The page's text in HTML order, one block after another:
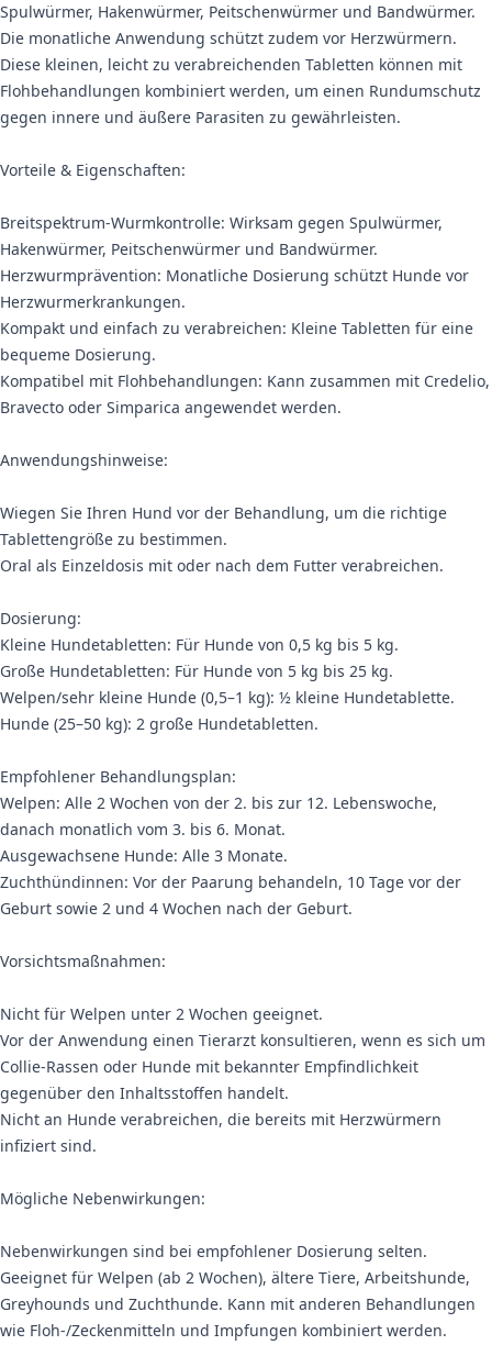
Spulwürmer, Hakenwürmer, Peitschenwürmer und Bandwürmer.
Die monatliche Anwendung schützt zudem vor Herzwürmern.
Diese kleinen, leicht zu verabreichenden Tabletten können mit
Flohbehandlungen kombiniert werden, um einen Rundumschutz
gegen innere und äußere Parasiten zu gewährleisten.
Vorteile & Eigenschaften:
Breitspektrum-Wurmkontrolle: Wirksam gegen Spulwürmer,
Hakenwürmer, Peitschenwürmer und Bandwürmer.
Herzwurmprävention: Monatliche Dosierung schützt Hunde vor
Herzwurmerkrankungen.
Kompakt und einfach zu verabreichen: Kleine Tabletten für eine
bequeme Dosierung.
Kompatibel mit Flohbehandlungen: Kann zusammen mit Credelio,
Bravecto oder Simparica angewendet werden.
Anwendungshinweise:
Wiegen Sie Ihren Hund vor der Behandlung, um die richtige
Tablettengröße zu bestimmen.
Oral als Einzeldosis mit oder nach dem Futter verabreichen.
Dosierung:
Kleine Hundetabletten: Für Hunde von 0,5 kg bis 5 kg.
Große Hundetabletten: Für Hunde von 5 kg bis 25 kg.
Welpen/sehr kleine Hunde (0,5–1 kg): ½ kleine Hundetablette.
Hunde (25–50 kg): 2 große Hundetabletten.
Empfohlener Behandlungsplan:
Welpen: Alle 2 Wochen von der 2. bis zur 12. Lebenswoche,
danach monatlich vom 3. bis 6. Monat.
Ausgewachsene Hunde: Alle 3 Monate.
Zuchthündinnen: Vor der Paarung behandeln, 10 Tage vor der
Geburt sowie 2 und 4 Wochen nach der Geburt.
Vorsichtsmaßnahmen:
Nicht für Welpen unter 2 Wochen geeignet.
Vor der Anwendung einen Tierarzt konsultieren, wenn es sich um
Collie-Rassen oder Hunde mit bekannter Empfindlichkeit
gegenüber den Inhaltsstoffen handelt.
Nicht an Hunde verabreichen, die bereits mit Herzwürmern
infiziert sind.
Mögliche Nebenwirkungen:
Nebenwirkungen sind bei empfohlener Dosierung selten.
Geeignet für Welpen (ab 2 Wochen), ältere Tiere, Arbeitshunde,
Greyhounds und Zuchthunde. Kann mit anderen Behandlungen
wie Floh-/Zeckenmitteln und Impfungen kombiniert werden.